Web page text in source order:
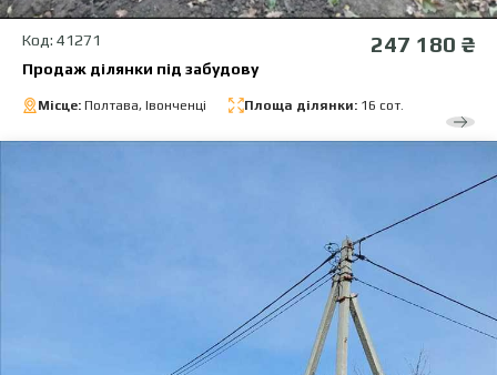
Код: 41271 247 180 ₴
Продаж ділянки під забудову
Місце: Полтава, Івонченці Площа ділянки: 16 сот.